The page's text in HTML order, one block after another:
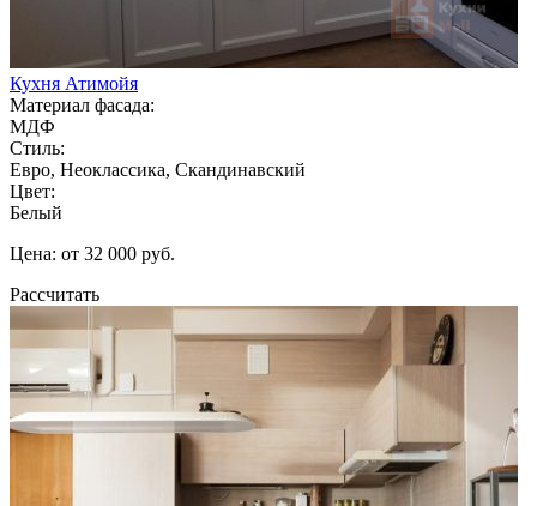
Кухня Атимойя
Материал фасада:
МДФ
Стиль:
Евро, Неоклассика, Скандинавский
Цвет:
Белый
Цена: от 32 000 руб.
Рассчитать